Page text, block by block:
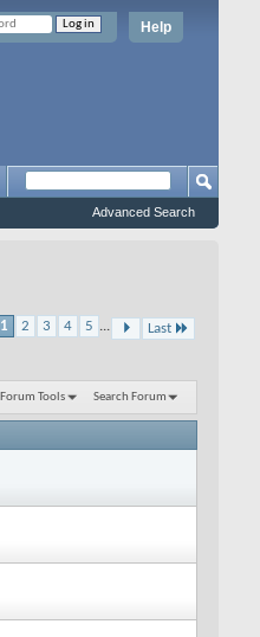
Help
Advanced Search
1 2 3 4 5 ... Last
Forum Tools Search Forum